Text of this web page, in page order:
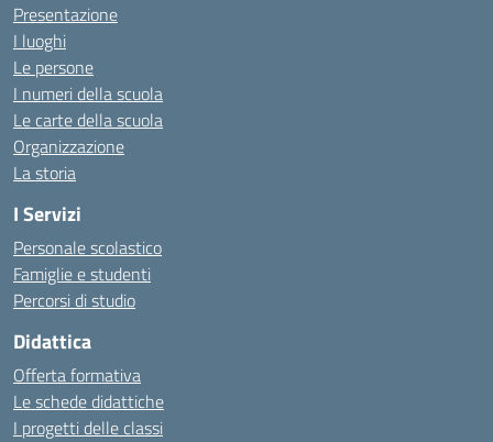
Presentazione
I luoghi
Le persone
I numeri della scuola
Le carte della scuola
Organizzazione
La storia
I Servizi
Personale scolastico
Famiglie e studenti
Percorsi di studio
Didattica
Offerta formativa
Le schede didattiche
I progetti delle classi